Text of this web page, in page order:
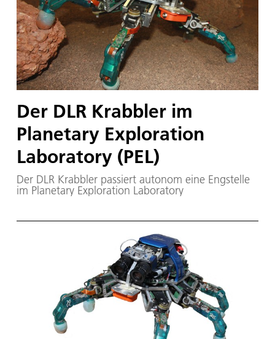
Der DLR Krabbler im
Planetary Exploration
Laboratory (PEL)
Der DLR Krabbler passiert autonom eine Engstelle
im Planetary Exploration Laboratory